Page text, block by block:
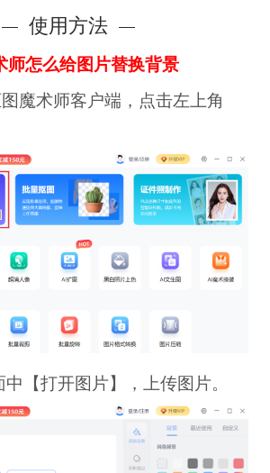
使用方法
师怎么给图片替换背景
术师客户端，点击左上角
打开图片】，上传图片。